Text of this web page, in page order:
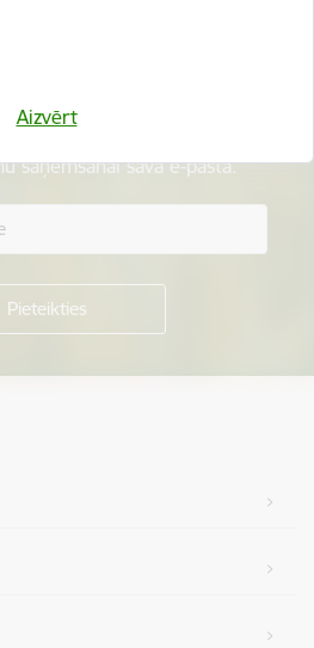
Aizvērtkurš uzzina!
saņemšanai savā e-pastā.